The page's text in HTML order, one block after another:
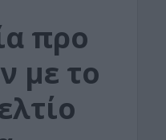
προ
με το